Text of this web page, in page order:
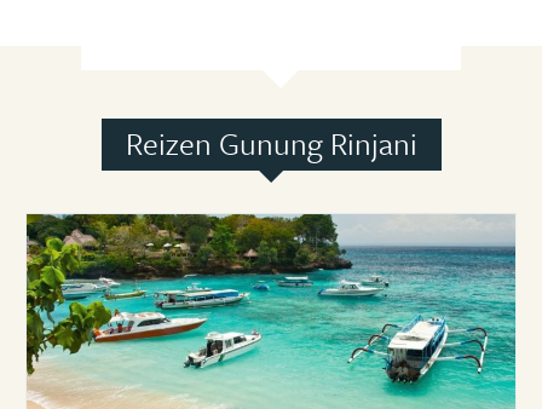
Reizen Gunung Rinjani